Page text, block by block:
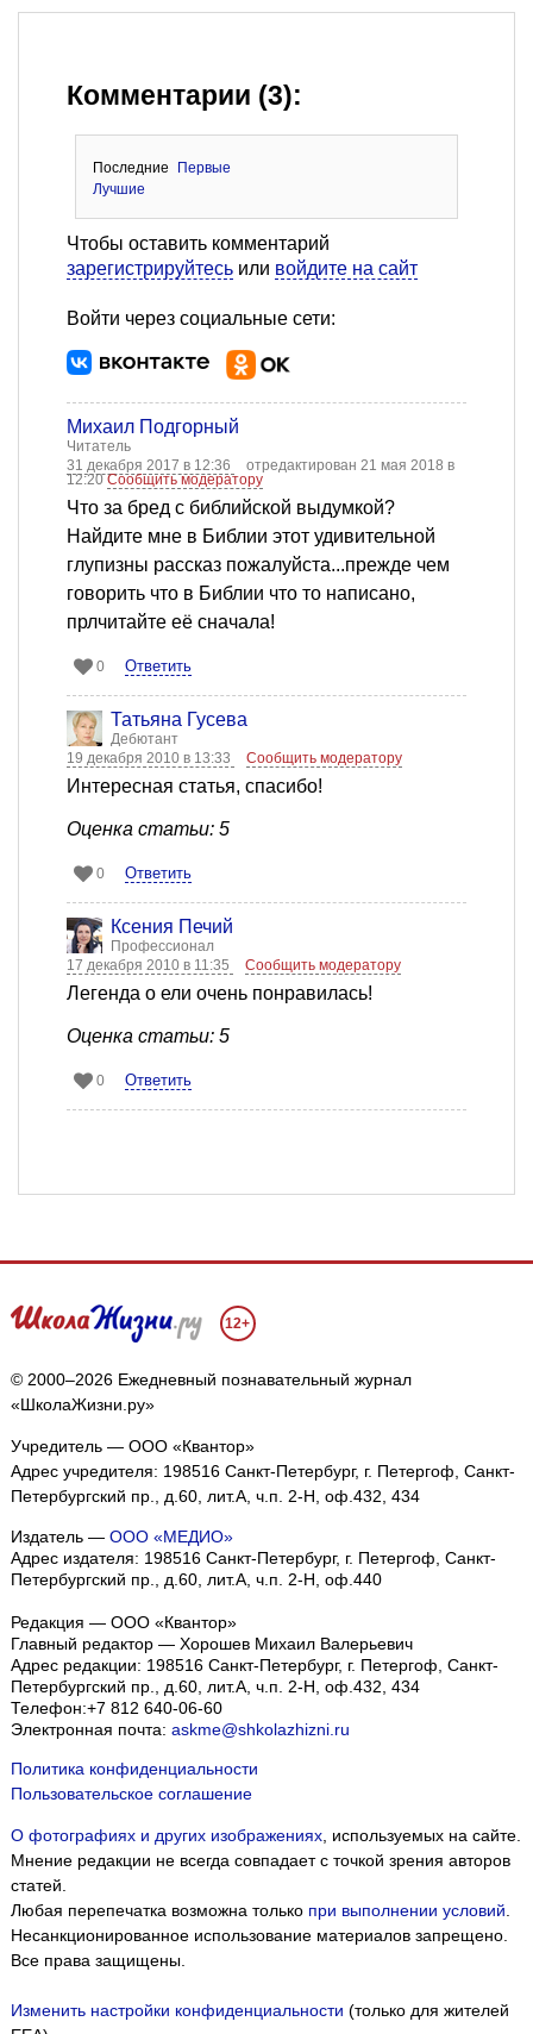
Комментарии (3):
Последние
Первые
Лучшие
Чтобы оставить комментарий
зарегистрируйтесь или войдите на сайт
Войти через социальные сети:
Михаил Подгорный
Читатель
31 декабря 2017 в 12:36
отредактирован 21 мая 2018 в
12:20Сообщить модератору
Что за бред с библийской выдумкой?
Найдите мне в Библии этот удивительной
глупизны рассказ пожалуйста...прежде чем
говорить что в Библии что то написано,
прлчитайте её сначала!
0 Ответить
Татьяна Гусева
Дебютант
19 декабря 2010 в 13:33
Сообщить модератору
Интересная статья, спасибо!
Оценка статьи: 5
0 Ответить
Ксения Печий
Профессионал
17 декабря 2010 в 11:35
Сообщить модератору
Легенда о ели очень понравилась!
Оценка статьи: 5
0 Ответить
12+
© 2000–2026 Ежедневный познавательный журнал
«ШколаЖизни.ру»
Учредитель — ООО «Квантор»
Адрес учредителя: 198516 Санкт-Петербург, г. Петергоф, Санкт-
Петербургский пр., д.60, лит.А, ч.п. 2-Н, оф.432, 434
Издатель — ООО «МЕДИО»
Адрес издателя: 198516 Санкт-Петербург, г. Петергоф, Санкт-
Петербургский пр., д.60, лит.А, ч.п. 2-Н, оф.440
Редакция — ООО «Квантор»
Главный редактор — Хорошев Михаил Валерьевич
Адрес редакции: 198516 Санкт-Петербург, г. Петергоф, Санкт-
Петербургский пр., д.60, лит.А, ч.п. 2-Н, оф.432, 434
Телефон:+7 812 640-06-60
Электронная почта: askme@shkolazhizni.ru
Политика конфиденциальности
Пользовательское соглашение
О фотографиях и других изображениях, используемых на сайте.
Мнение редакции не всегда совпадает с точкой зрения авторов
статей.
Любая перепечатка возможна только при выполнении условий.
Несанкционированное использование материалов запрещено.
Все права защищены.
Изменить настройки конфиденциальности (только для жителей